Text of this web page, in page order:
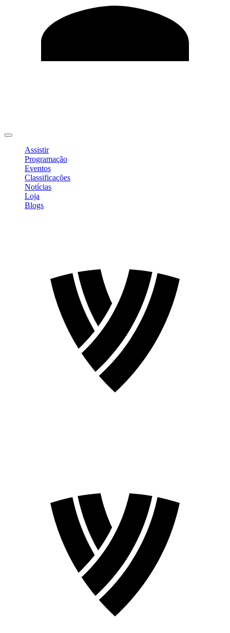
Assistir
Programação
Eventos
Classificações
Notícias
Loja
Blogs